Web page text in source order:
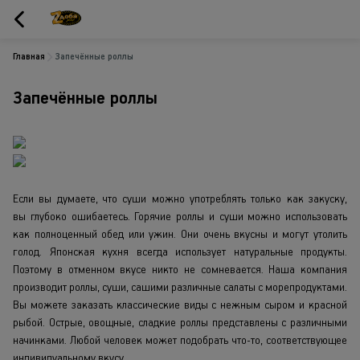
Главная Запечённые роллы
Запечённые роллы
Если вы думаете, что суши можно употреблять только как закуску,
вы глубоко ошибаетесь. Горячие роллы и суши можно использовать
как полноценный обед или ужин. Они очень вкусны и могут утолить
голод. Японская кухня всегда использует натуральные продукты.
Поэтому в отменном вкусе никто не сомневается. Наша компания
производит роллы, суши, сашими различные салаты с морепродуктами.
Вы можете заказать классические виды с нежным сыром и красной
рыбой. Острые, овощные, сладкие роллы представлены с различными
начинками. Любой человек может подобрать что-то, соответствующее